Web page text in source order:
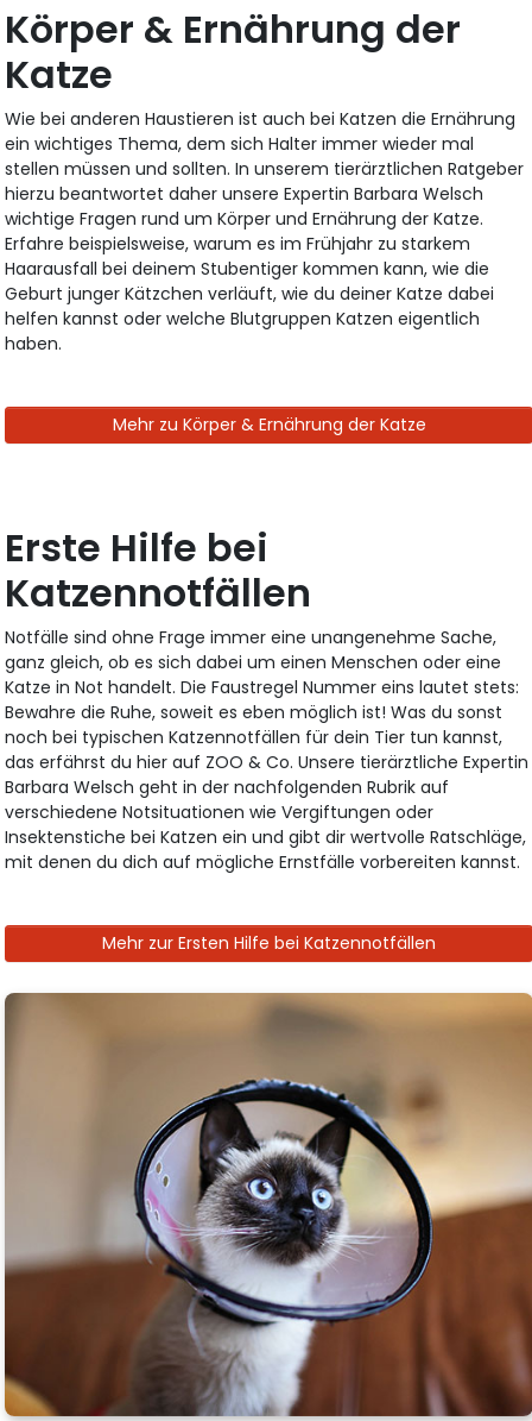
Körper & Ernährung der
Katze
Wie bei anderen Haustieren ist auch bei Katzen die Ernährung
ein wichtiges Thema, dem sich Halter immer wieder mal
stellen müssen und sollten. In unserem tierärztlichen Ratgeber
hierzu beantwortet daher unsere Expertin Barbara Welsch
wichtige Fragen rund um Körper und Ernährung der Katze.
Erfahre beispielsweise, warum es im Frühjahr zu starkem
Haarausfall bei deinem Stubentiger kommen kann, wie die
Geburt junger Kätzchen verläuft, wie du deiner Katze dabei
helfen kannst oder welche Blutgruppen Katzen eigentlich
haben.
Mehr zu Körper & Ernährung der Katze
Erste Hilfe bei
Katzennotfällen
Notfälle sind ohne Frage immer eine unangenehme Sache,
ganz gleich, ob es sich dabei um einen Menschen oder eine
Katze in Not handelt. Die Faustregel Nummer eins lautet stets:
Bewahre die Ruhe, soweit es eben möglich ist! Was du sonst
noch bei typischen Katzennotfällen für dein Tier tun kannst,
das erfährst du hier auf ZOO & Co. Unsere tierärztliche Expertin
Barbara Welsch geht in der nachfolgenden Rubrik auf
verschiedene Notsituationen wie Vergiftungen oder
Insektenstiche bei Katzen ein und gibt dir wertvolle Ratschläge,
mit denen du dich auf mögliche Ernstfälle vorbereiten kannst.
Mehr zur Ersten Hilfe bei Katzennotfällen